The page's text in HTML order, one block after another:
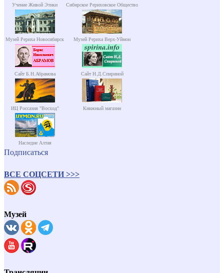
Учение Живой Этики Сибирское Рериховское Общество
Музей Рериха Новосибирск Музей Рериха Верх-Уймон
Сайт Б.Н.Абрамова Сайт Н.Д.Спириной
ИЦ Россазия "Восход" Книжный магазин
Наследие Алтая
Подписаться
ВСЕ СОЦСЕТИ >>>
Музей